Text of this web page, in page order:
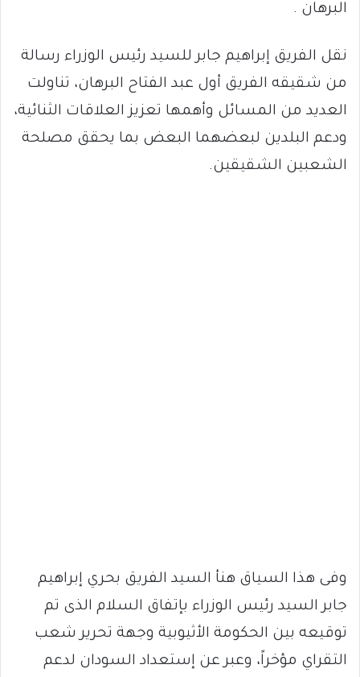
البرهان .
نقل الفريق إبراهيم جابر للسيد رئيس الوزراء رسالة
من شقيقه الفريق أول عبد الفتاح البرهان، تناولت
العديد من المسائل وأهمها تعزيز العلاقات الثنائية،
ودعم البلدين لبعضهما البعض بما يحقق مصلحة
الشعبين الشقيقين.
وفى هذا السياق هنأ السيد الفريق بحري إبراهيم
جابر السيد رئيس الوزراء بإتفاق السلام الذى تم
توقيعه بين الحكومة الأثيوبية وجهة تحرير شعب
التقراي مؤخراً، وعبر عن إستعداد السودان لدعم